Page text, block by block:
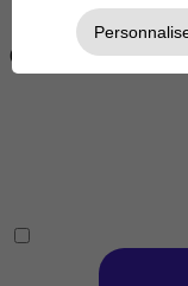
(14h à 70h)